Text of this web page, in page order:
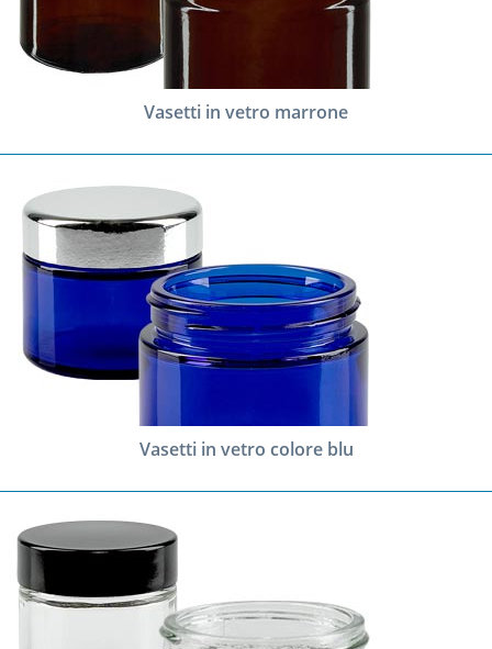
Vasetti in vetro marrone
Vasetti in vetro colore blu